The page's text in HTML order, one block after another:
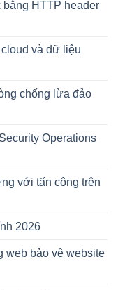
bằng HTTP header
và dữ liệu
chống lừa đảo
Operations
với tấn công trên
2026
web bảo vệ website